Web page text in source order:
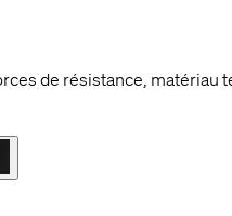
de résistance, matériau